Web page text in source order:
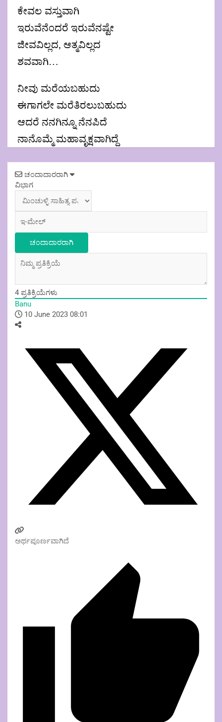
ಕೇವಲ ವಸ್ತುವಾಗಿ
ಇರುವೆನೆಂದರೆ ಇರುವೆನಷ್ಟೇ
ಜೀವವಿಲ್ಲದ, ಆತ್ಮವಿಲ್ಲದ
ಶವವಾಗಿ…
ನೀವು ಮರೆಯಬಹುದು
ಈಗಾಗಲೇ ಮರೆತಿರಲುಬಹುದು
ಆದರೆ ನನಗಿನ್ನೂ ನೆನಪಿದೆ
ನಾನೊಮ್ಮೆ ಮಹಾವೃಕ್ಷವಾಗಿದ್ದೆ
Post
navigation
ಚಂದಾದಾರರಾಗಿ
ವಿಭಾಗ
4 ಪ್ರತಿಕ್ರಿಯೆಗಳು
Banu
10 June 2023 08:01
ಅರ್ಥಪೂರ್ಣವಾಗಿದೆ